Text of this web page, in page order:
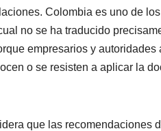
Colombia es uno de
no se ha traducido
empresarios y
o se resisten a aplicar la
que las recomendaciones